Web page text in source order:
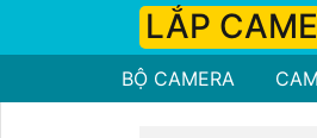
LẮP
BỘ CAMERA